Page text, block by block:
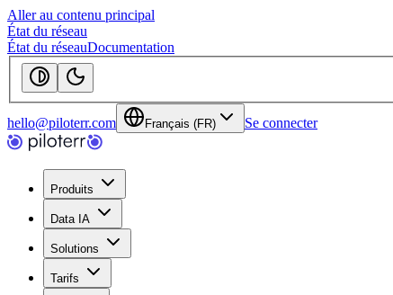
Aller au contenu principal
État du réseau
État du réseauDocumentation
hello@piloterr.com Français (FR) Se connecter
Produits
Data IA
Solutions
Tarifs